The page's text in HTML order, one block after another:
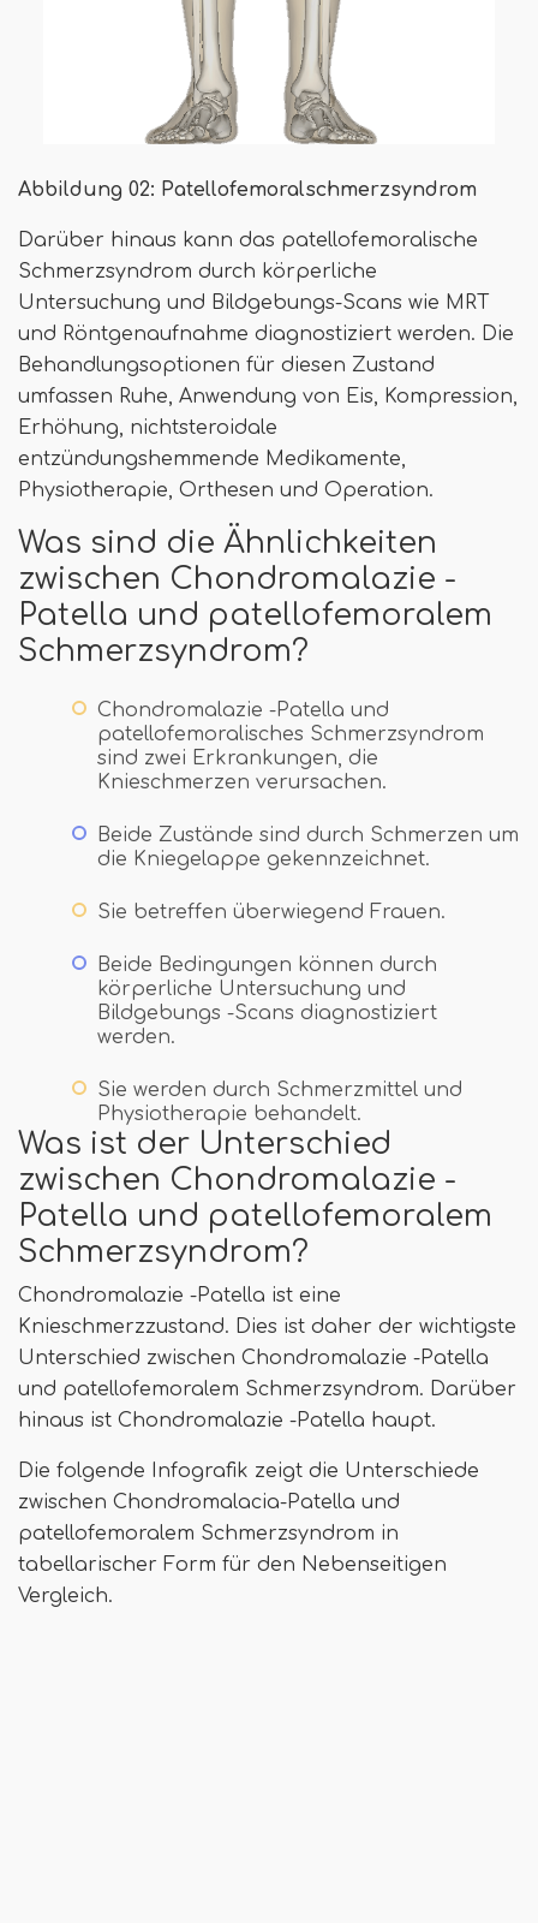
Abbildung 02: Patellofemoralschmerzsyndrom
Darüber hinaus kann das patellofemoralische
Schmerzsyndrom durch körperliche
Untersuchung und Bildgebungs-Scans wie MRT
und Röntgenaufnahme diagnostiziert werden. Die
Behandlungsoptionen für diesen Zustand
umfassen Ruhe, Anwendung von Eis, Kompression,
Erhöhung, nichtsteroidale
entzündungshemmende Medikamente,
Physiotherapie, Orthesen und Operation.
Was sind die Ähnlichkeiten
zwischen Chondromalazie -
Patella und patellofemoralem
Schmerzsyndrom?
Chondromalazie -Patella und
patellofemoralisches Schmerzsyndrom
sind zwei Erkrankungen, die
Knieschmerzen verursachen.
Beide Zustände sind durch Schmerzen um
die Kniegelappe gekennzeichnet.
Sie betreffen überwiegend Frauen.
Beide Bedingungen können durch
körperliche Untersuchung und
Bildgebungs -Scans diagnostiziert
werden.
Sie werden durch Schmerzmittel und
Physiotherapie behandelt.
Was ist der Unterschied
zwischen Chondromalazie -
Patella und patellofemoralem
Schmerzsyndrom?
Chondromalazie -Patella ist eine
Knieschmerzzustand. Dies ist daher der wichtigste
Unterschied zwischen Chondromalazie -Patella
und patellofemoralem Schmerzsyndrom. Darüber
hinaus ist Chondromalazie -Patella haupt.
Die folgende Infografik zeigt die Unterschiede
zwischen Chondromalacia-Patella und
patellofemoralem Schmerzsyndrom in
tabellarischer Form für den Nebenseitigen
Vergleich.